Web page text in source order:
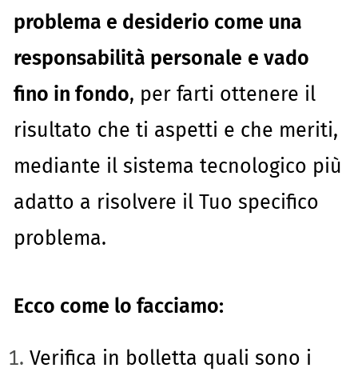
problema e desiderio come una
responsabilità personale e vado
fino in fondo, per farti ottenere il
risultato che ti aspetti e che meriti,
mediante il sistema tecnologico più
adatto a risolvere il Tuo specifico
problema.
Ecco come lo facciamo:
Verifica in bolletta quali sono i